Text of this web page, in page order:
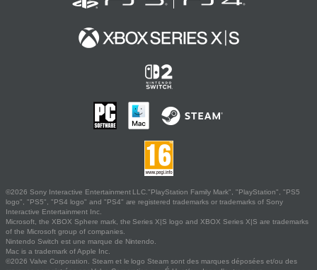
©2026 Sony Interactive Entertainment LLC."PlayStation Family Mark", "PlayStation", "PS5
logo", "PS5", "PS4 logo" and "PS4" are registered trademarks or trademarks of Sony
Interactive Entertainment Inc.
Microsoft, the XBOX Sphere mark, the Series X|S logo and XBOX Series X|S are trademarks
of the Microsoft group of companies.
Nintendo Switch est une marque de Nintendo.
Mac is a trademark of Apple Inc.
©2026 Valve Corporation. Steam et le logo Steam sont des marques déposées et/ou des